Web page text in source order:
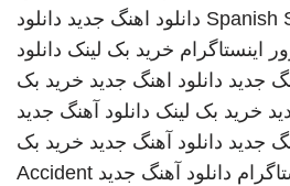
Spanish دانلود اهنگ جدید دانلود
اینستاگرام خرید بک لینک دانلود
جدید دانلود اهنگ جدید خرید بک
خرید بک لینک دانلود آهنگ جدید
جدید دانلود آهنگ جدید خرید بک
دانلود آهنگ جدید Accident